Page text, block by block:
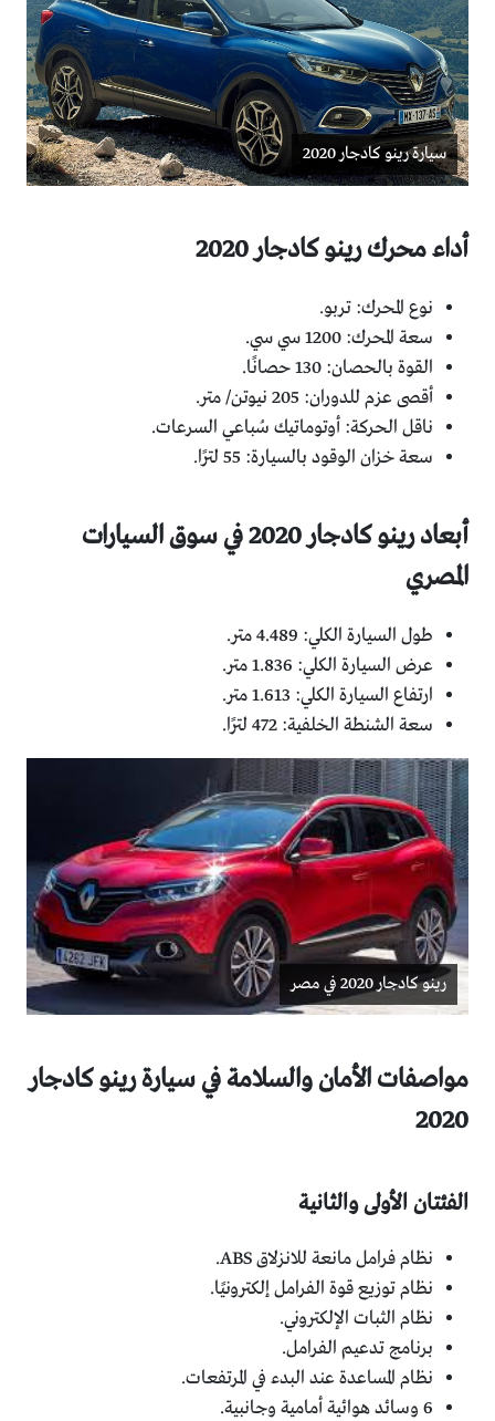
سيارة رينو كادجار 2020
أداء محرك رينو كادجار 2020
نوع المحرك: تربو.
سعة المحرك: 1200 سي سي.
القوة بالحصان: 130 حصانًا.
أقصى عزم للدوران: 205 نيوتن/ متر.
ناقل الحركة: أوتوماتيك سُباعي السرعات.
سعة خزان الوقود بالسيارة: 55 لترًا.
أبعاد رينو كادجار 2020 في سوق السيارات
المصري
طول السيارة الكلي: 4.489 متر.
عرض السيارة الكلي: 1.836 متر.
ارتفاع السيارة الكلي: 1.613 متر.
سعة الشنطة الخلفية: 472 لترًا.
رينو كادجار 2020 في مصر
مواصفات الأمان والسلامة في سيارة رينو كادجار
2020
الفئتان الأولى والثانية
نظام فرامل مانعة للانزلاق ABS.
نظام توزيع قوة الفرامل إلكترونيًا.
نظام الثبات الإلكتروني.
برنامج تدعيم الفرامل.
نظام المساعدة عند البدء في المرتفعات.
6 وسائد هوائية أمامية وجانبية.